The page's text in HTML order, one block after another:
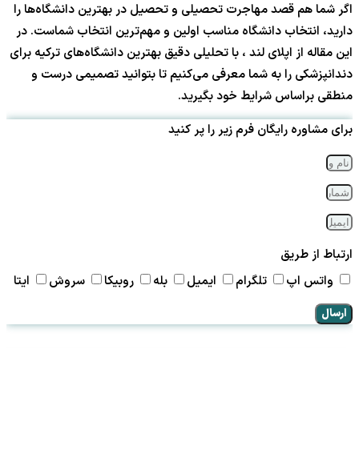
اگر شما هم قصد مهاجرت تحصیلی و تحصیل در بهترین دانشگاه‌ها را
دارید، انتخاب دانشگاه مناسب اولین و مهم‌ترین انتخاب شماست. در
این مقاله از اپلای لند ، با تحلیلی دقیق بهترین دانشگاه‌های ترکیه برای
دندانپزشکی را به شما معرفی می‌کنیم تا بتوانید تصمیمی درست و
منطقی براساس شرایط خود بگیرید.
برای مشاوره رایگان فرم زیر را پر کنید
ارتباط از طریق
واتس اپ
تلگرام ایمیل بله روبیکا سروش ایتا
ارسال